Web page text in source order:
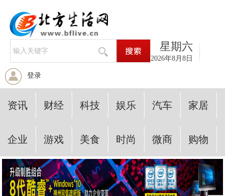
星期六
2026年8月8日
登录
资讯 财经 科技 娱乐 汽车 家居
企业 游戏 美食 时尚 微商 购物